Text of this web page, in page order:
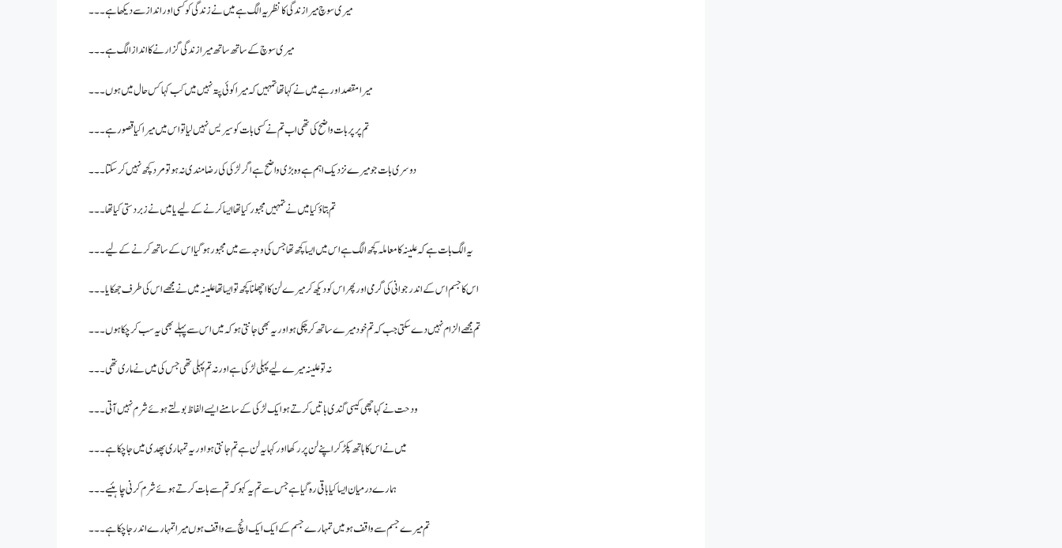
میری سوچ میرا زندگی کا نظریہ الگ ہے میں نے زندگی کو کسی اور انداز سے دیکھا ہے ۔۔۔
میری سوچ کے ساتھ ساتھ میرا زندگی گزارنے کا انداز الگ ہے۔۔۔
میرا مقصد اور ہے میں نے کہا تھا تمہیں کہ میرا کوئی پتہ نہیں میں کب کہا کس حال میں ہوں۔۔۔
تم پر پر بات واضح کی تھی اب تم نے کسی بات کو سیریس نہیں لیا تو اس میں میرا کیا قصور ہے۔۔۔
دوسری بات جو میرے نزدیک اہم ہے وہ بڑی واضح ہے اگر لڑکی کی رضامندی نہ ہو تو مرد کچھ نہیں کر سکتا۔۔۔
تم بتاؤ کیا میں نے تمہیں مجبور کیا تھا ایسا کرنے کے لیے یا میں نے زبردستی کیا تھا۔۔۔
یہ الگ بات ہے کہ علینہ کا معاملہ کچھ الگ ہے اس میں ایسا کچھ تھا جس کی وجہ سے میں مجبور ہو گیا اس کے ساتھ کرنے کے لیے۔۔۔
اس کا جسم اس کے اندر جوانی کی گرمی اور پھر اس کو دیکھ کر میرے لن کا اچھلنا کچھ تو ایسا تھا علینہ میں نے مجھے اس کی طرف جھکایا۔۔۔
تم مجھے الزام نہیں دے سکتی جب کہ تم خود میرے ساتھ کر چکی ہو اور یہ بھی جانتی ہو کہ میں اس سے پہلے بھی یہ سب کر چکا ہوں۔۔۔
نہ تو علینہ میرے لیے پہلی لڑکی ہے اور نہ تم پہلی تھی جس کی میں نے ماری تھی۔۔۔
ودحت نے کہا چھی کیسی گندی باتیں کرتے ہو ایک لڑکی کے سامنے ایسے الفاظ بولتے ہوئے شرم نہیں آتی۔۔۔
میں نے اس کا ہاتھ پکڑ کر اپنے لن پر رکھا اور کہا یہ لن ہے تم جانتی ہو اور یہ تمہاری پھدی میں جا چکا ہے۔۔۔
ہمارے درمیان ایسا کیا باقی رہ گیا ہے جس سے تم یہ کہو کہ تم سے بات کرتے ہوئے شرم کرنی چاہئیے۔۔۔
تم میرے جسم سے واقف ہو میں تمہارے جسم کے ایک ایک انچ سے واقف ہوں میرا تمہارے اندر جا چکا ہے ۔۔۔